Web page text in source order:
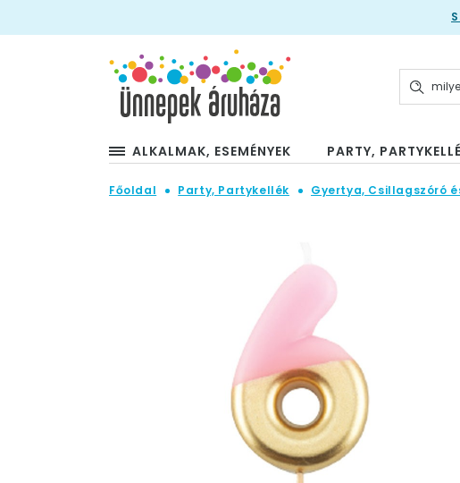
ALKALMAK, ESEMÉNYEK PARTY,
Főoldal Party, Partykellék Gyertya, Csillagszóró